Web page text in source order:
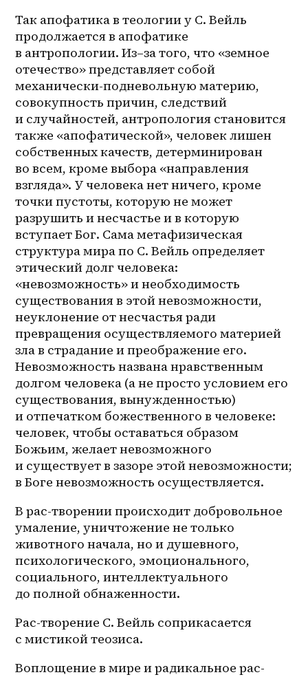
Так апофатика в теологии у С. Вейль
продолжается в апофатике
в антропологии. Из–за того, что «земное
отечество» представляет собой
механически-подневольную материю,
совокупность причин, следствий
и случайностей, антропология становится
также «апофатической», человек лишен
собственных качеств, детерминирован
во всем, кроме выбора «направления
взгляда». У человека нет ничего, кроме
точки пустоты, которую не может
разрушить и несчастье и в которую
вступает Бог. Сама метафизическая
структура мира по С. Вейль определяет
этический долг человека:
«невозможность» и необходимость
существования в этой невозможности,
неуклонение от несчастья ради
превращения осуществляемого материей
зла в страдание и преображение его.
Невозможность названа нравственным
долгом человека (а не просто условием его
существования, вынужденностью)
и отпечатком божественного в человеке:
человек, чтобы оставаться образом
Божьим, желает невозможного
и существует в зазоре этой невозможности;
в Боге невозможность осуществляется.
В рас-творении происходит добровольное
умаление, уничтожение не только
животного начала, но и душевного,
психологического, эмоционального,
социального, интеллектуального
до полной обнаженности.
Рас-творение С. Вейль соприкасается
с мистикой теозиса.
Воплощение в мире и радикальное рас-